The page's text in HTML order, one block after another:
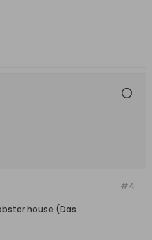
#4
house (Das